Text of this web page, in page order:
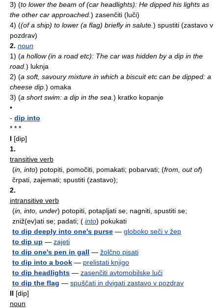
3) (to lower the beam of (car headlights): He dipped his lights as
the other car approached. ) zasenčiti (luči)
4) ((of a ship) to lower (a flag) briefly in salute. ) spustiti (zastavo v
pozdrav)
2. noun
1) (a hollow (in a road etc): The car was hidden by a dip in the
road. ) luknja
2) (a soft, savoury mixture in which a biscuit etc can be dipped: a
cheese dip. ) omaka
3) (a short swim: a dip in the sea. ) kratko kopanje
•
- dip into
* * *
I [dip]
1.
transitive verb
(in, into) potopiti, pomočiti, pomakati; pobarvati; (from, out of)
črpati, zajemati; spustiti (zastavo);
2.
intransitive verb
(in, into, under) potopiti, potapljati se; nagniti, spustiti se;
zniž(ev)ati se; padati; ( into) pokukati
to dip deeply into one's purse — globoko seči v žep
to dip up — zajeti
to dip one's pen in gall — žolčno pisati
to dip into a book — prelistati knjigo
to dip headlights — zasenčiti avtomobilske luči
to dip the flag — spuščati in dvigati zastavo v pozdrav
II [dip]
noun